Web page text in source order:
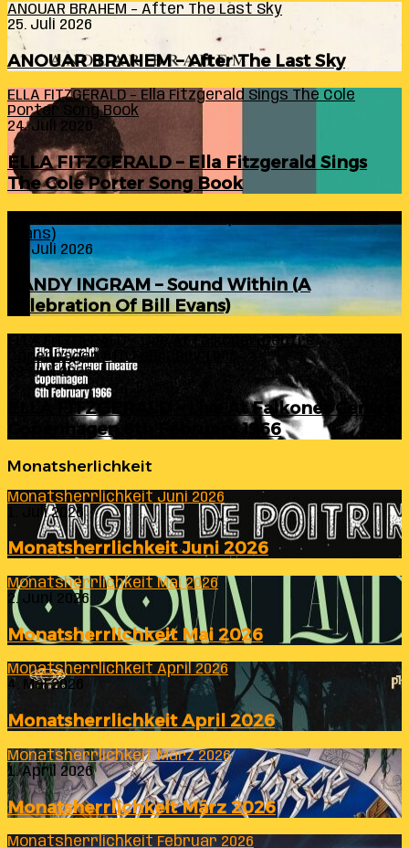
ANOUAR BRAHEM – After The Last Sky
25. Juli 2026
ANOUAR BRAHEM – After The Last Sky
ELLA FITZGERALD – Ella Fitzgerald Sings The Cole
Porter Song Book
24. Juli 2026
ELLA FITZGERALD – Ella Fitzgerald Sings
The Cole Porter Song Book
Evans)
24. Juli 2026
RANDY INGRAM – Sound Within (A
Celebration Of Bill Evans)
ELLA FITZGERALD – Live At Falkoner Centre
Copenhagen 6th February 1966
23. Juli 2026
ELLA FITZGERALD – Live At Falkoner Centre
Copenhagen 6th February 1966
Monatsherlichkeit
Monatsherrlichkeit Juni 2026
1. Juli 2026
Monatsherrlichkeit Juni 2026
Monatsherrlichkeit Mai 2026
2. Juni 2026
Monatsherrlichkeit Mai 2026
Monatsherrlichkeit April 2026
4. Mai 2026
Monatsherrlichkeit April 2026
Monatsherrlichkeit März 2026
1. April 2026
Monatsherrlichkeit März 2026
Monatsherrlichkeit Februar 2026